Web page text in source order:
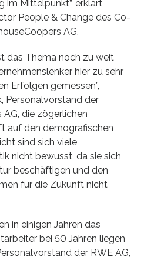
im Mittelpunkt”, erklärt
People & Change des Co-
AG.
das Thema noch zu weit
hier zu sehr
Erfolgen gemessen”,
Personalvorstand der
die zögerlichen
auf den demografischen
sind sich viele
nicht bewusst, da sie sich
beschäftigen und den
für die Zukunft nicht
in einigen Jahren das
bei 50 Jahren liegen
der RWE AG,